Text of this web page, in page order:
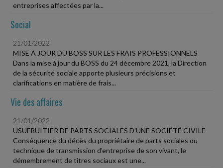
entreprises affectées par la...
Social
21/01/2022
MISE À JOUR DU BOSS SUR LES FRAIS PROFESSIONNELS
Dans la mise à jour du BOSS du 24 décembre 2021, la Direction
de la sécurité sociale apporte plusieurs précisions et
clarifications en matière de frais...
Vie des affaires
21/01/2022
USUFRUITIER DE PARTS SOCIALES D'UNE SOCIÉTÉ CIVILE
Conséquence du décès du propriétaire de parts sociales ou
technique de transmission d'entreprise de son vivant, le
démembrement de titres sociaux est une...